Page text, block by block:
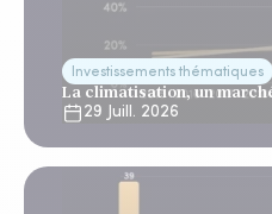
Investissements thématiques
La climatisation, un
29 Juill. 2026